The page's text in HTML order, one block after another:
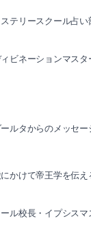
テリースクール占
ビネーションマスタ
ルタからのメッセー
かけて帝王学を伝
ル校長・イプシスマ